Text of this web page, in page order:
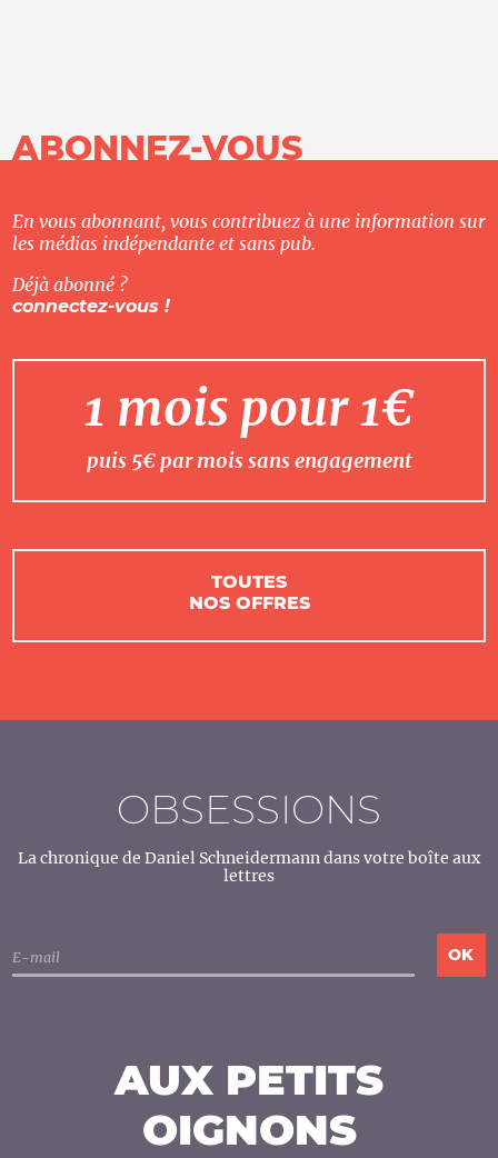
ABONNEZ-VOUS
En vous abonnant, vous contribuez à une information sur
les médias indépendante et sans pub.
Déjà abonné ?
connectez-vous !
1 mois pour 1€
puis 5€ par mois sans engagement
TOUTES
NOS OFFRES
OBSESSIONS
La chronique de Daniel Schneidermann dans votre boîte aux
lettres
AUX PETITS
OIGNONS